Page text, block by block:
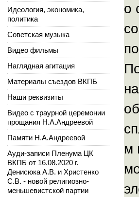
о
м
Идеология, экономика,
политика
Советская музыка
Видео фильмы
Наглядная агитация
Материалы съездов ВКПБ
Наши реквизиты
Видео с траурной церемонии
прощания Н.А.Андреевой
Памяти Н.А.Андреевой
Ауди-записи Пленума ЦК
ВКПБ от 16.08.2020 г.
Денисюка А.В. и Христенко
С.В. - новой религиозно-
меньшевистской партии